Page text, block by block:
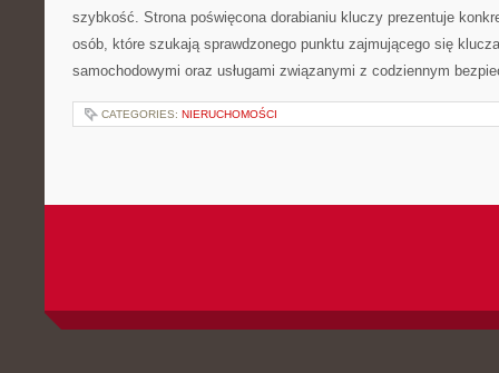
szybkość. Strona poświęcona dorabianiu kluczy prezentuje
osób, które szukają sprawdzonego punktu zajmującego się
samochodowymi oraz usługami związanymi z codziennym
CATEGORIES: NIERUCHOMOŚCI